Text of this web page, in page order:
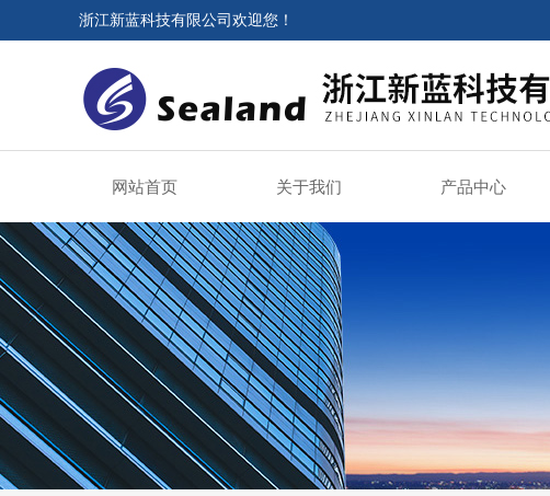
浙江新蓝科技有限公司欢迎您！
网站首页 关于我们 产品中心